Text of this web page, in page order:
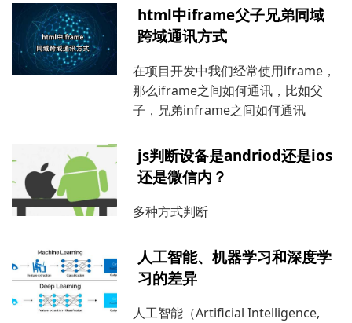
html中iframe父子兄弟同域
跨域通讯方式
在项目开发中我们经常使用iframe，
那么iframe之间如何通讯，比如父
子，兄弟inframe之间如何通讯
js判断设备是andriod还是ios
还是微信内？
多种方式判断
人工智能、机器学习和深度学
习的差异
人工智能（Artificial Intelligence,